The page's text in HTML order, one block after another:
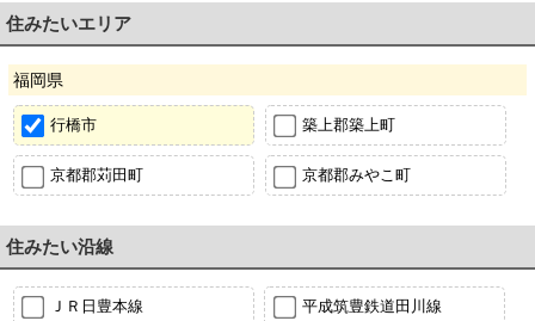
住みたいエリア
福岡県
行橋市 築上郡築上町
京都郡苅田町 京都郡みやこ町
住みたい沿線
ＪＲ日豊本線 平成筑豊鉄道田川線